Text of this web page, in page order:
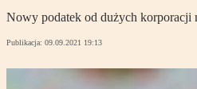
Nowy podatek od dużych korporacji
Publikacja: 09.09.2021 19:13